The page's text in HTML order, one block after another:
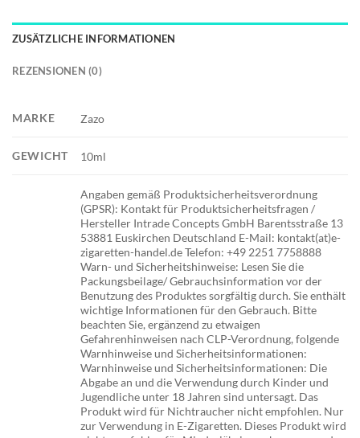
ZUSÄTZLICHE INFORMATIONEN
REZENSIONEN (0)
MARKE Zazo
GEWICHT 10ml
Angaben gemäß Produktsicherheitsverordnung
(GPSR): Kontakt für Produktsicherheitsfragen /
Hersteller Intrade Concepts GmbH Barentsstraße 13
53881 Euskirchen Deutschland E-Mail: kontakt(at)e-
zigaretten-handel.de Telefon: +49 2251 7758888
Warn- und Sicherheitshinweise: Lesen Sie die
Packungsbeilage/ Gebrauchsinformation vor der
Benutzung des Produktes sorgfältig durch. Sie enthält
wichtige Informationen für den Gebrauch. Bitte
beachten Sie, ergänzend zu etwaigen
Gefahrenhinweisen nach CLP-Verordnung, folgende
Warnhinweise und Sicherheitsinformationen:
Warnhinweise und Sicherheitsinformationen: Die
Abgabe an und die Verwendung durch Kinder und
Jugendliche unter 18 Jahren sind untersagt. Das
Produkt wird für Nichtraucher nicht empfohlen. Nur
zur Verwendung in E-Zigaretten. Dieses Produkt wird